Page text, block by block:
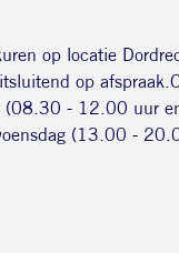
op locatie
op
(08.30 - 12.00 uur
(13.00 -